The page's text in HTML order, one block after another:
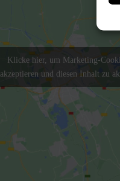
Klicke hier, um Marketing-
akzeptieren und diesen Inhalt zu